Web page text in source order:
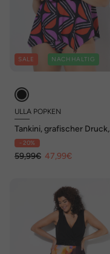
SALE NACHHALTIG
ULLA POPKEN
Tankini, grafischer Druck,
Softcups, recycelt
- 20%
59,99€ 47,99€